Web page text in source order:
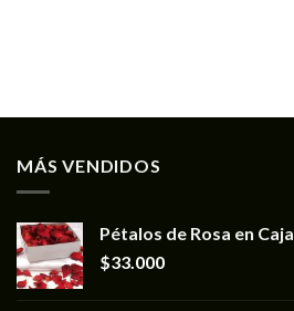
MÁS VENDIDOS
Pétalos de Rosa en Caja
$33.000